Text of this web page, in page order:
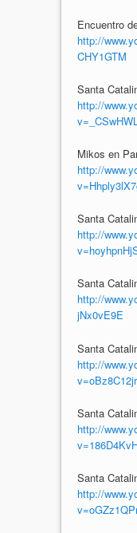
Encuentro
http://
CHY1GTM
Santa
http://
Mikos en
http://
Santa
http://
Santa
http://
jNx0vE9E
Santa
http://
Santa
http://
Santa
http://